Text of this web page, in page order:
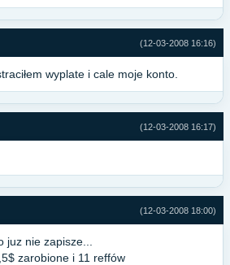
(12-03-2008 16:16)
wyplate i cale moje konto.
(12-03-2008 16:17)
(12-03-2008 18:00)
nie zapisze...
zarobione i 11 reffów